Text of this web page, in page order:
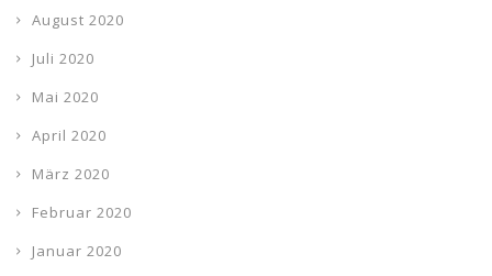
August 2020
Juli 2020
Mai 2020
April 2020
März 2020
Februar 2020
Januar 2020